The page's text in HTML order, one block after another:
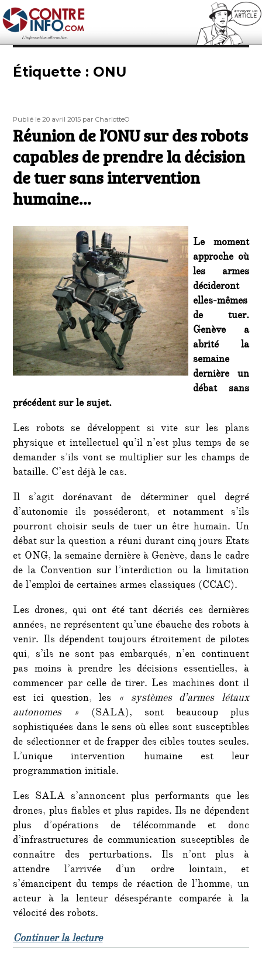
Contre-Info
Étiquette : ONU
Publié
le
Publié le 20 avril 2015 Auteur
par CharlotteO
Réunion de l’ONU sur des robots
capables de prendre la décision
de tuer sans intervention
humaine…
Le moment
approche où
les armes
décideront
elles-mêmes
de tuer.
Genève a
abrité la
semaine
dernière un
débat sans
précédent sur le sujet.
Les robots se développent si vite sur les plans
physique et intellectuel qu’il n’est plus temps de se
demander s’ils vont se multiplier sur les champs de
bataille. C’est déjà le cas.
Il s’agit dorénavant de déterminer quel degré
d’autonomie ils posséderont, et notamment s’ils
pourront choisir seuls de tuer un être humain. Un
débat sur la question a réuni durant cinq jours Etats
et ONG, la semaine dernière à Genève, dans le cadre
de la Convention sur l’interdiction ou la limitation
de l’emploi de certaines armes classiques (CCAC).
Les drones, qui ont été tant décriés ces dernières
années, ne représentent qu’une ébauche des robots à
venir. Ils dépendent toujours étroitement de pilotes
qui, s’ils ne sont pas embarqués, n’en continuent
pas moins à prendre les décisions essentielles, à
commencer par celle de tirer. Les machines dont il
est ici question, les « systèmes d’armes létaux
autonomes » (SALA), sont beaucoup plus
sophistiquées dans le sens où elles sont susceptibles
de sélectionner et de frapper des cibles toutes seules.
L’unique intervention humaine est leur
programmation initiale.
Les SALA s’annoncent plus performants que les
drones, plus fiables et plus rapides. Ils ne dépendent
plus d’opérations de télécommande et donc
d’infrastructures de communication susceptibles de
connaître des perturbations. Ils n’ont plus à
attendre l’arrivée d’un ordre lointain, et
s’émancipent du temps de réaction de l’homme, un
acteur à la lenteur désespérante comparée à la
vélocité des robots.
Continuer la lecturede « Réunion de l’ONU sur des